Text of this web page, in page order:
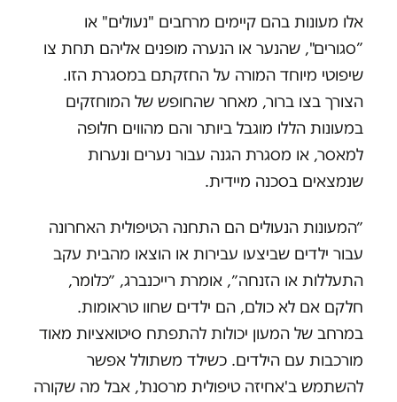
אלו מעונות בהם קיימים מרחבים "נעולים" או
”סגורים", שהנער או הנערה מופנים אליהם תחת צו
שיפוטי מיוחד המורה על החזקתם במסגרת הזו.
הצורך בצו ברור, מאחר שהחופש של המוחזקים
במעונות הללו מוגבל ביותר והם מהווים חלופה
למאסר, או מסגרת הגנה עבור נערים ונערות
שנמצאים בסכנה מיידית.
״המעונות הנעולים הם התחנה הטיפולית האחרונה
עבור ילדים שביצעו עבירות או הוצאו מהבית עקב
התעללות או הזנחה״, אומרת רייכנברג, ״כלומר,
חלקם אם לא כולם, הם ילדים שחוו טראומות.
במרחב של המעון יכולות להתפתח סיטואציות מאוד
מורכבות עם הילדים. כשילד משתולל אפשר
להשתמש ב'אחיזה טיפולית מרסנת', אבל מה שקורה